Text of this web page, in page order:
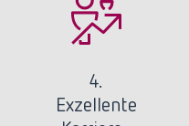
4.
Exzellente